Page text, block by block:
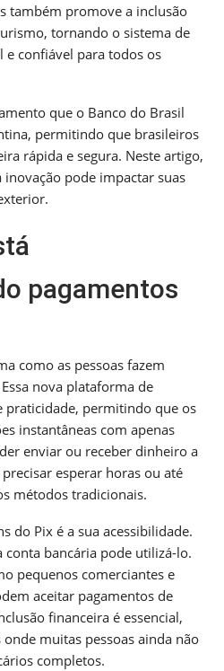
também promove a inclusão
tornando o sistema de
e confiável para todos os
que o Banco do Brasil
permitindo que brasileiros
rápida e segura. Neste artigo,
pode impactar suas
pagamentos
como as pessoas fazem
nova plataforma de
praticidade, permitindo que os
instantâneas com apenas
enviar ou receber dinheiro a
esperar horas ou até
métodos tradicionais.
do Pix é a sua acessibilidade.
conta bancária pode utilizá-lo.
pequenos comerciantes e
aceitar pagamentos de
financeira é essencial,
muitas pessoas ainda não
completos.